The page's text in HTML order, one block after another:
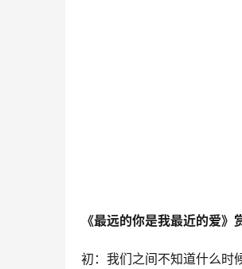
《最远的你是我最近的爱》
初：我们之间不知道什么时